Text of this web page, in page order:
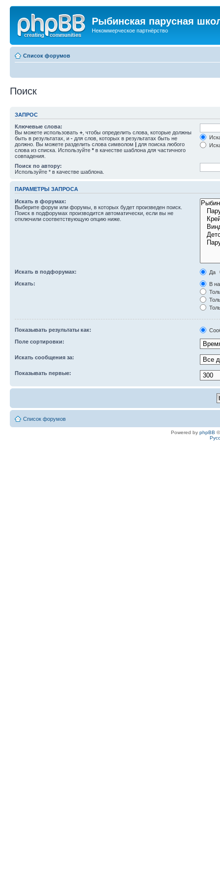
Рыбинская парусная
Некоммерческое партнёрство
Список форумов
Поиск
ЗАПРОС
Ключевые слова:
Вы можете использовать + , чтобы определить слова, которые должны
быть в результатах, и - для слов, которых в результатах быть не
должно. Вы можете разделить слова символом | для поиска любого
слова из списка. Используйте * в качестве шаблона для частичного
совпадения.
Поиск по автору:
Используйте * в качестве шаблона.
ПАРАМЕТРЫ ЗАПРОСА
Искать в форумах:
Выберите форум или форумы, в которых будет произведен поиск.
Поиск в подфорумах производится автоматически, если вы не
отключили соответствующую опцию ниже.
Искать в подфорумах:
Да
Искать:
В
Показывать результаты как:
Поле сортировки:
Искать сообщения за:
Показывать первые:
Список форумов
Powered by phpBB